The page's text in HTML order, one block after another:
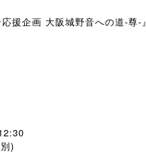
援企画 大阪城野音への道-尊-』
)